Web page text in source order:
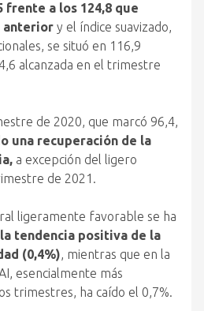
frente a los 124,8 que
anterior y el índice suavizado,
se situó en 116,9
alcanzada en el trimestre
de 2020, que marcó 96,4,
una recuperación de la
a excepción del ligero
de 2021.
ligeramente favorable se ha
tendencia positiva de la
(0,4%), mientras que en la
esencialmente más
trimestres, ha caído el 0,7%.